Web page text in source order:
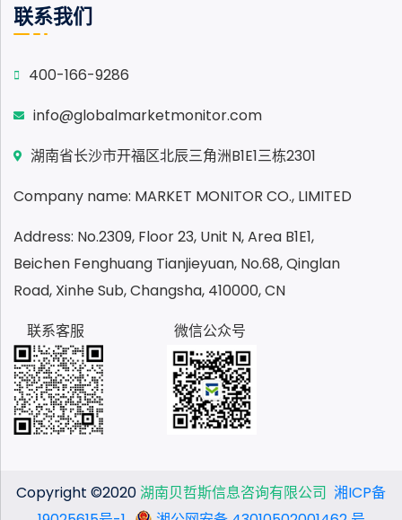
联系我们
400-166-9286
info@globalmarketmonitor.com
湖南省长沙市开福区北辰三角洲B1E1三栋2301
Company name: MARKET MONITOR CO., LIMITED
Address: No.2309, Floor 23, Unit N, Area B1E1,
Beichen Fenghuang Tianjieyuan, No.68, Qinglan
Road, Xinhe Sub, Changsha, 410000, CN
联系客服
微信公众号
Copyright ©2020湖南贝哲斯信息咨询有限公司 湘ICP备